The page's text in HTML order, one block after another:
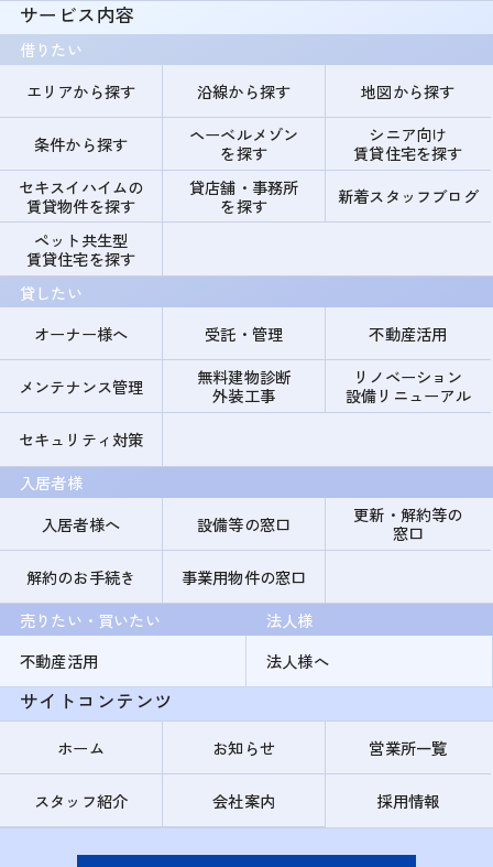
サービス内容
借りたい
エリアから探す
沿線から探す 地図から探す
条件から探す
ヘーベルメゾン
を探す
シニア向け
賃貸住宅を探す
セキスイハイムの
賃貸物件を探す
貸店舗・事務所
を探す
新着スタッフブログ
ペット共生型
賃貸住宅を探す
貸したい
オーナー様へ
受託・管理 不動産活用
メンテナンス管理
無料建物診断
外装工事
リノベーション
設備リニューアル
セキュリティ対策
入居者様
入居者様へ
設備等の窓口
更新・解約等の
窓口
解約のお手続き
事業用物件の窓口
売りたい・買いたい
不動産活用
法人様
法人様へ
サイトコンテンツ
ホーム お知らせ 営業所一覧
スタッフ紹介 会社案内 採用情報